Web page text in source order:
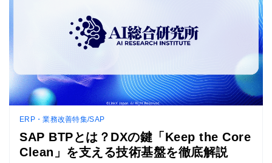
ERP・業務改善特集/SAP
SAP BTPとは？DXの鍵「Keep the Core
Clean」を支える技術基盤を徹底解説